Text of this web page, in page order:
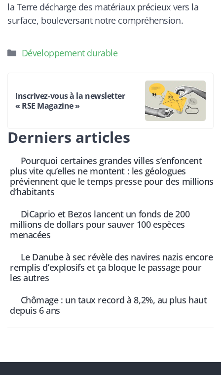
la Terre décharge des matériaux précieux vers la
surface, bouleversant notre compréhension.
Catégories
Développement durable
Inscrivez-vous à la newsletter
« RSE Magazine »
Derniers articles
Pourquoi certaines grandes villes s’enfoncent
plus vite qu’elles ne montent : les géologues
préviennent que le temps presse pour des millions
d’habitants
DiCaprio et Bezos lancent un fonds de 200
millions de dollars pour sauver 100 espèces
menacées
Le Danube à sec révèle des navires nazis encore
remplis d’explosifs et ça bloque le passage pour
les autres
Chômage : un taux record à 8,2%, au plus haut
depuis 6 ans